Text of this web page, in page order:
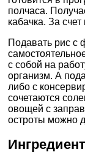
полчаса.
кабачка. За
Подавать рис с
с собой на
организм. А
либо с
сочетаются
овощей с
остроты можно